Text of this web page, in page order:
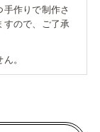
作りで制作さ
すので、ご了承
。